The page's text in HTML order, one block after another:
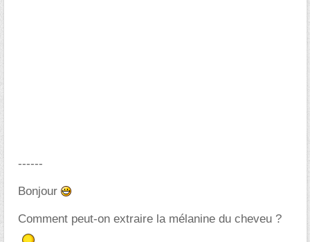
------
Bonjour
Comment peut-on extraire la mélanine du cheveu ?